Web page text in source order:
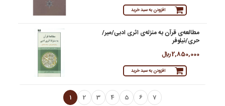
افزودن به سبد خرید
مطالعه‌‌ی قرآن به منزله‌ی اثری ادبی/میر/
حری/نیلوفر
2,850,000 ريال
افزودن به سبد خرید
1 2 3 4 5 6 7